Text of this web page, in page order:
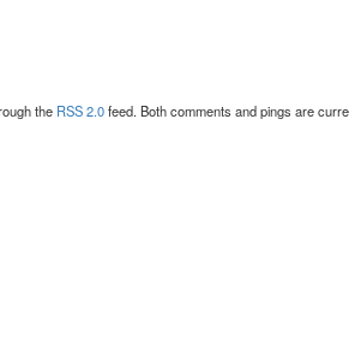
the RSS 2.0feed. Both comments and pings are